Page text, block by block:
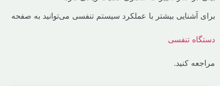
بیشتر با عملکرد سیستم تنفسی می‌توانید به صفحه
تنفسی
کنید.